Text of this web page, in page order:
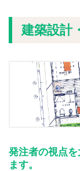
建築設計
発注者の視点
ます。